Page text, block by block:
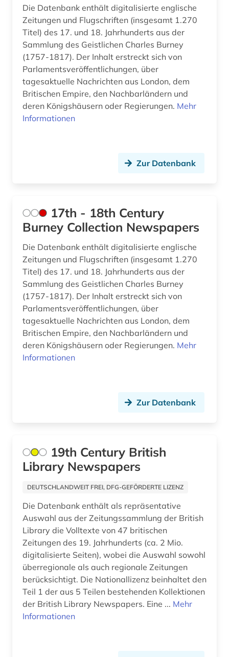
bibliographie 1800-2005 (1)
bibliographie 1900-2000 (1)
biblische studien (1)
bilddatenbank (1)
bildung (1)
biografie (15)
bond (1)
brief (4)
briefsammlung (4)
britannisch (1)
britisches englisch (1)
british national corpus (2)
brontë (1)
buch (1)
buchdruck (1)
buchhandel (1)
bürgerrechtsbewegung (3)
calderón (1)
canada (1)
canterbury tales (2)
cartoon (1)
Die Datenbank enthält digitalisierte englische
Zeitungen und Flugschriften (insgesamt 1.270
Titel) des 17. und 18. Jahrhunderts aus der
Sammlung des Geistlichen Charles Burney
(1757-1817). Der Inhalt erstreckt sich von
Parlamentsveröffentlichungen, über
tagesaktuelle Nachrichten aus London, dem
Britischen Empire, den Nachbarländern und
deren Königshäusern oder Regierungen. Mehr
Informationen
Zur Datenbank
17th - 18th Century
Burney Collection Newspapers
Die Datenbank enthält digitalisierte englische
Zeitungen und Flugschriften (insgesamt 1.270
Titel) des 17. und 18. Jahrhunderts aus der
Sammlung des Geistlichen Charles Burney
(1757-1817). Der Inhalt erstreckt sich von
Parlamentsveröffentlichungen, über
tagesaktuelle Nachrichten aus London, dem
Britischen Empire, den Nachbarländern und
deren Königshäusern oder Regierungen. Mehr
Informationen
Zur Datenbank
19th Century British
Library Newspapers
DEUTSCHLANDWEIT FREI, DFG-GEFÖRDERTE LIZENZ
Die Datenbank enthält als repräsentative
Auswahl aus der Zeitungssammlung der British
Library die Volltexte von 47 britischen
Zeitungen des 19. Jahrhunderts (ca. 2 Mio.
digitalisierte Seiten), wobei die Auswahl sowohl
überregionale als auch regionale Zeitungen
berücksichtigt. Die Nationallizenz beinhaltet den
Teil 1 der aus 5 Teilen bestehenden Kollektionen
der British Library Newspapers. Eine ... Mehr
Informationen